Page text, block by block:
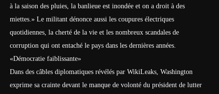
à la saison des pluies, la banlieue est inondée et on a droit à des
miettes.» Le militant dénonce aussi les coupures électriques
quotidiennes, la cherté de la vie et les nombreux scandales de
corruption qui ont entaché le pays dans les dernières années.
«Démocratie faiblissante»
Dans des câbles diplomatiques révélés par WikiLeaks, Washington
exprime sa crainte devant le manque de volonté du président de lutter